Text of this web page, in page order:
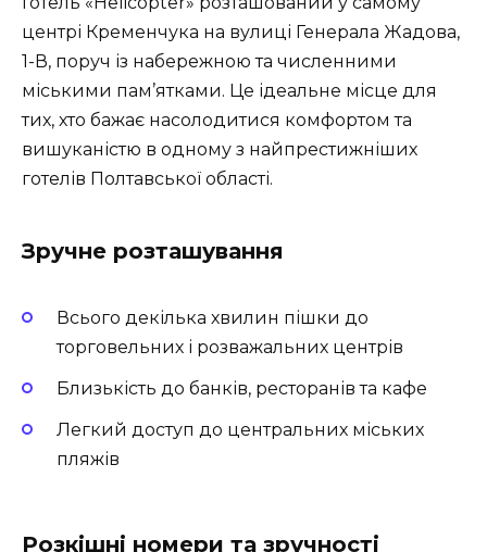
центрі Кременчука на вулиці Генерала Жадова,
1-В, поруч із набережною та численними
міськими пам’ятками. Це ідеальне місце для
тих, хто бажає насолодитися комфортом та
вишуканістю в одному з найпрестижніших
готелів Полтавської області.
Зручне розташування
Всього декілька хвилин пішки до
торговельних і розважальних центрів
Близькість до банків, ресторанів та кафе
Легкий доступ до центральних міських
пляжів
Розкішні номери та зручності